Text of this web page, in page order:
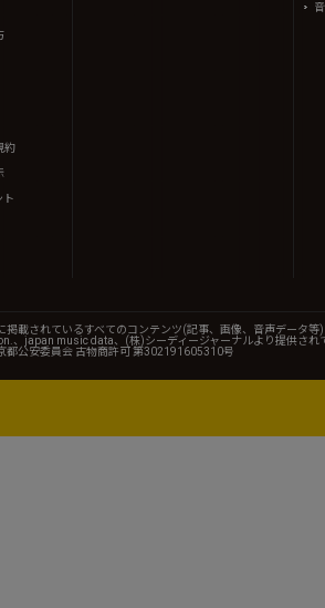
約
ト
掲載されているすべてのコンテンツ(記事、画像、音声データ
、japan music data、(株)シーディージャーナルより提供され
都公安委員会 古物商許可 第302191605310号